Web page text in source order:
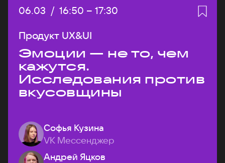
Дата:
06.03 / Начало:
16:50 – Конец:
17:30
Продукт UX&UI
Эмоции — не то, чем
кажутся.
Исследования против
вкусовщины
Софья Кузина
VK Мессенджер
Андрей Яцков